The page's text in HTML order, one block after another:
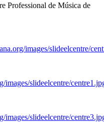
Professional de Música de
images/slideelcentre/
images/slideelcentre/
images/slideelcentre/